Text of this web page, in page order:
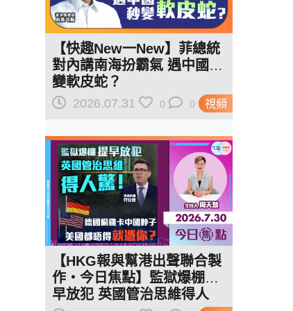
視頻
【快趣New一New】菲總統
對內講南海扮霸氣 遇中國秒
變軟皮蛇？
2026.07.31 0 0
【HKG報與幫港出聲聯合製
作‧今日焦點】監獄爆棚提
早放犯 英國管治思維得人